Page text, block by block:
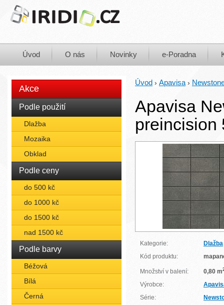
Úvod O nás Novinky e-Poradna
Akce
Podle použití
Dlažba
Mozaika
Obklad
Podle ceny
do 500 kč
do 1000 kč
do 1500 kč
nad 1500 kč
Podle barvy
Béžová
Bílá
Černá
Úvod › Apavisa ›
Apavisa
preincision
Kategorie:
Dlažba
Kód produktu:
Množství v balení: 0,80 m
Výrobce:
Série: